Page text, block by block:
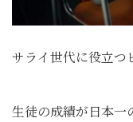
サライ世代に役立つ
生徒の成績が日本一